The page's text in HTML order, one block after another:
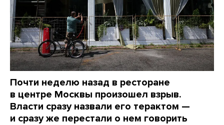
Почти неделю назад в ресторане
в центре Москвы произошел взрыв.
Власти сразу назвали его терактом —
и сразу же перестали о нем говорить